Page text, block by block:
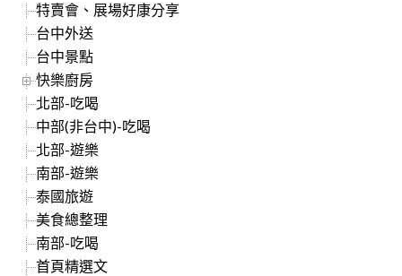
特賣會、展場好康分享
台中外送
台中景點
快樂廚房
北部-吃喝
中部(非台中)-吃喝
北部-遊樂
南部-遊樂
泰國旅遊
美食總整理
南部-吃喝
首頁精選文